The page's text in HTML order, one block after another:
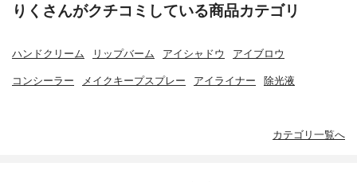
りくさんがクチコミしている商品カテゴリ
ハンドクリーム リップバーム アイシャドウ アイブロウ
コンシーラー メイクキープスプレー アイライナー 除光液
カテゴリ一覧へ